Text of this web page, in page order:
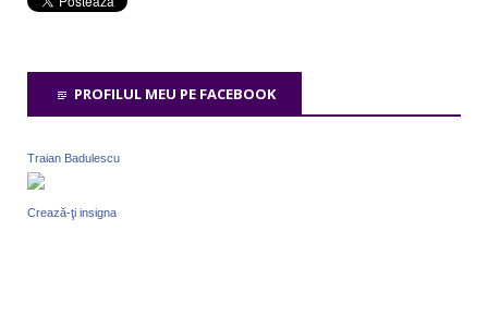
PROFILUL MEU PE FACEBOOK
Traian Badulescu
Crează-ţi insigna